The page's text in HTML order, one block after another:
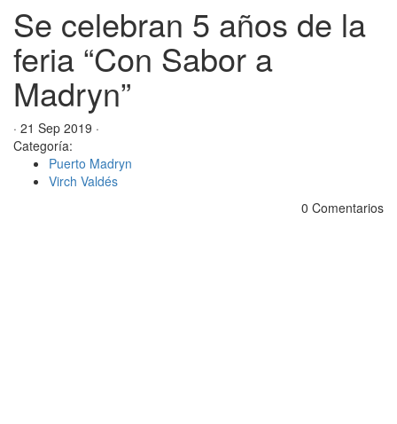
Se celebran 5 años de la
feria “Con Sabor a
Madryn”
· 21 Sep 2019 ·
Categoría:
Puerto Madryn
Virch Valdés
0 Comentarios